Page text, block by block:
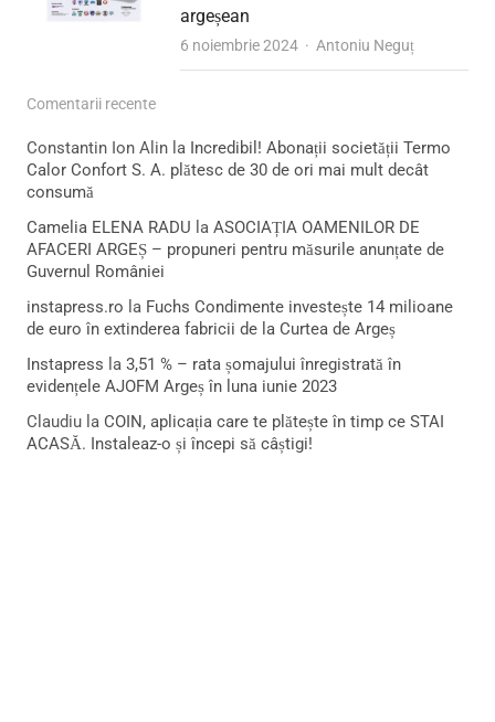
argeșean
6 noiembrie 2024 Author
Antoniu Neguț
Comentarii recente
Constantin Ion Alin la Incredibil! Abonații societății Termo
Calor Confort S. A. plătesc de 30 de ori mai mult decât
consumă
Camelia ELENA RADU la ASOCIAȚIA OAMENILOR DE
AFACERI ARGEȘ – propuneri pentru măsurile anunțate de
Guvernul României
instapress.ro la Fuchs Condimente investește 14 milioane
de euro în extinderea fabricii de la Curtea de Argeș
Instapress la 3,51 % – rata șomajului înregistrată în
evidențele AJOFM Argeș în luna iunie 2023
Claudiu la COIN, aplicația care te plătește în timp ce STAI
ACASĂ. Instaleaz-o și începi să câștigi!